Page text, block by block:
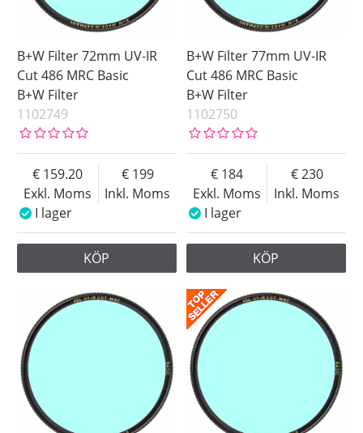
B+W Filter 72mm UV-IR
Cut 486 MRC Basic
B+W Filter
1102749
Exkl. Moms
159.20
Inkl. Moms
199
I lager
KÖP
B+W Filter 77mm UV-IR
Cut 486 MRC Basic
B+W Filter
1102750
Exkl. Moms
184
Inkl. Moms
230
I lager
KÖP